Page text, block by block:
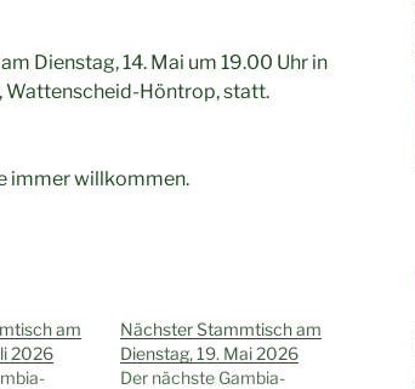
Dienstag, 14. Mai um 19.00 Uhr in
Wattenscheid-Höntrop, statt.
immer willkommen.
am
2026
Nächster Stammtisch am
Dienstag, 19. Mai 2026
Der nächste Gambia-